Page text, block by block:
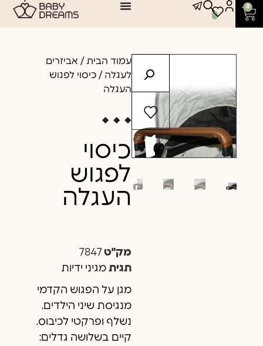
0
עמוד הבית / אביזרים
לעגלה / כיסוי לפגוש
העגלה
כיסוי
לפגוש
העגלה
מק"ט 7847
תגית מגיני ידיות
מגן על הפגוש הקדמי
מנגיסת שיני הילדים.
נשלף ופרקטי לכיבוס.
קיים בשלושה גדלים: